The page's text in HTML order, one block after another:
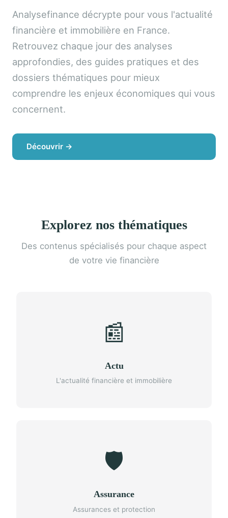
Analysefinance décrypte pour vous l'actualité
financière et immobilière en France.
Retrouvez chaque jour des analyses
approfondies, des guides pratiques et des
dossiers thématiques pour mieux
comprendre les enjeux économiques qui vous
concernent.
Découvrir →
Explorez nos thématiques
Des contenus spécialisés pour chaque aspect
de votre vie financière
📰
Actu
L'actualité financière et immobilière
🛡️
Assurance
Assurances et protection